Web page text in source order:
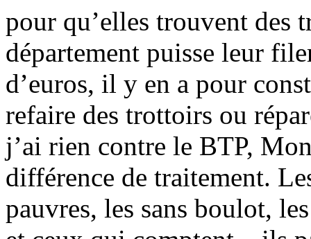
pour qu’elles trouvent des
département puisse leur
d’euros, il y en a pour
refaire des trottoirs ou
j’ai rien contre le BTP,
différence de traitement.
pauvres, les sans boulot,